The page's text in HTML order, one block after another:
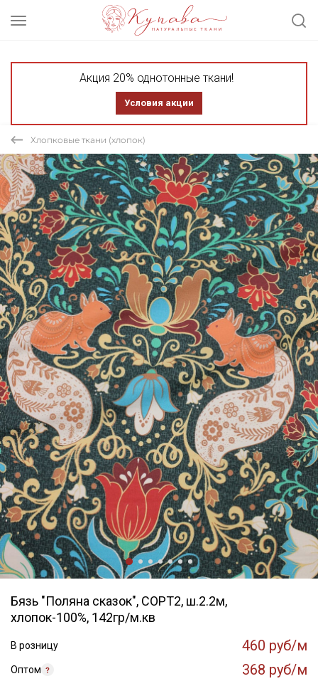
Акция 20% однотонные ткани!
Условия акции
Хлопковые ткани (хлопок)
Бязь "Поляна сказок", СОРТ2, ш.2.2м,
хлопок-100%, 142гр/м.кв
В розницу 460 руб/м
Оптом 368 руб/м